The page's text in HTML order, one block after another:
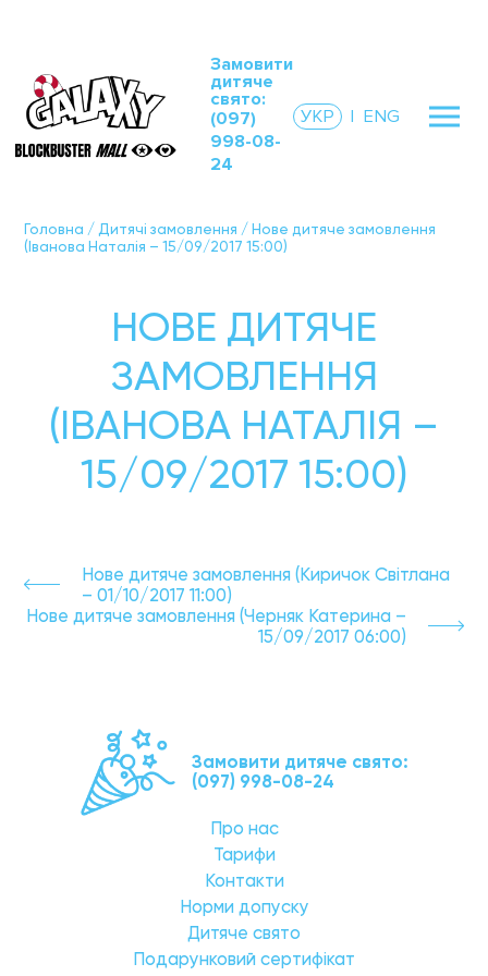
Замовити
дитяче
свято:
(097)
998-08-
24
УКР | ENG
Головна / Дитячі замовлення /Нове дитяче замовлення
(Іванова Наталія – 15/09/2017 15:00)
НОВЕ ДИТЯЧЕ
ЗАМОВЛЕННЯ
(ІВАНОВА НАТАЛІЯ –
15/09/2017 15:00)
Нове дитяче замовлення (Киричок Світлана
– 01/10/2017 11:00)
Нове дитяче замовлення (Черняк Катерина –
15/09/2017 06:00)
Замовити дитяче свято:
(097) 998-08-24
Про нас
Тарифи
Контакти
Норми допуску
Дитяче свято
Подарунковий сертифікат